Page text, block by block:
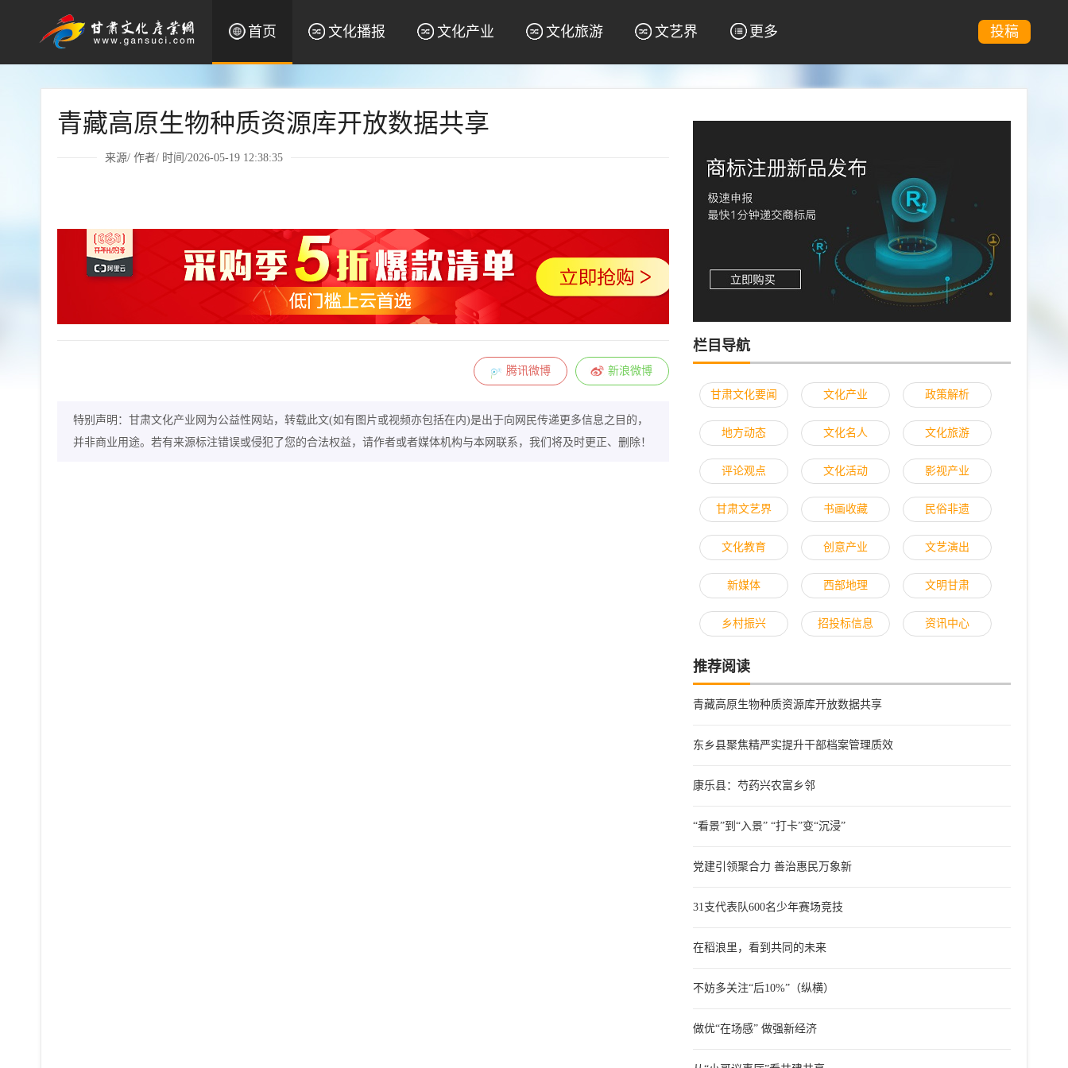
首页 文化播报 文化产业 文化旅游 文艺界 更多 投稿
青藏高原生物种质资源库开放数据共享
来源/ 作者/ 时间/2026-05-19 12:38:35
新浪微博
腾讯微博
特别声明：甘肃文化产业网为公益性网站，转载此文(如有图片或视频亦包括在内)是出于向网民传递更多信息之目的，
并非商业用途。若有来源标注错误或侵犯了您的合法权益，请作者或者媒体机构与本网联系，我们将及时更正、删除！
栏目导航
甘肃文化要闻 文化产业 政策解析
地方动态 文化名人 文化旅游
评论观点 文化活动 影视产业
甘肃文艺界 书画收藏 民俗非遗
文化教育 创意产业 文艺演出
新媒体 西部地理 文明甘肃
乡村振兴 招投标信息 资讯中心
推荐阅读
青藏高原生物种质资源库开放数据共享
东乡县聚焦精严实提升干部档案管理质效
康乐县：芍药兴农富乡邻
“看景”到“入景” “打卡”变“沉浸”
党建引领聚合力 善治惠民万象新
31支代表队600名少年赛场竞技
在稻浪里，看到共同的未来
不妨多关注“后10%”（纵横）
做优“在场感” 做强新经济